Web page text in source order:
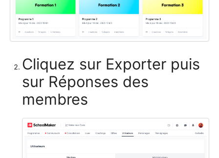
Cliquez sur Exporter puis
sur Réponses des
membres